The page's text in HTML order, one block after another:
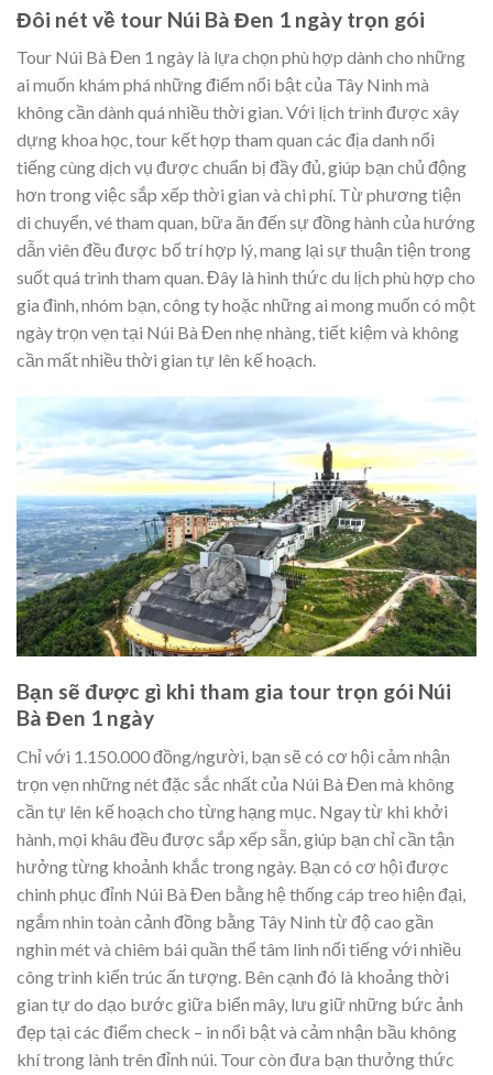
Đôi nét về tour Núi Bà Đen 1 ngày trọn gói
Tour Núi Bà Đen 1 ngày là lựa chọn phù hợp dành cho những
ai muốn khám phá những điểm nổi bật của Tây Ninh mà
không cần dành quá nhiều thời gian. Với lịch trình được xây
dựng khoa học, tour kết hợp tham quan các địa danh nổi
tiếng cùng dịch vụ được chuẩn bị đầy đủ, giúp bạn chủ động
hơn trong việc sắp xếp thời gian và chi phí. Từ phương tiện
di chuyển, vé tham quan, bữa ăn đến sự đồng hành của hướng
dẫn viên đều được bố trí hợp lý, mang lại sự thuận tiện trong
suốt quá trình tham quan. Đây là hình thức du lịch phù hợp cho
gia đình, nhóm bạn, công ty hoặc những ai mong muốn có một
ngày trọn vẹn tại Núi Bà Đen nhẹ nhàng, tiết kiệm và không
cần mất nhiều thời gian tự lên kế hoạch.
Bạn sẽ được gì khi tham gia tour trọn gói Núi
Bà Đen 1 ngày
Chỉ với 1.150.000 đồng/người, bạn sẽ có cơ hội cảm nhận
trọn vẹn những nét đặc sắc nhất của Núi Bà Đen mà không
cần tự lên kế hoạch cho từng hạng mục. Ngay từ khi khởi
hành, mọi khâu đều được sắp xếp sẵn, giúp bạn chỉ cần tận
hưởng từng khoảnh khắc trong ngày. Bạn có cơ hội được
chinh phục đỉnh Núi Bà Đen bằng hệ thống cáp treo hiện đại,
ngắm nhìn toàn cảnh đồng bằng Tây Ninh từ độ cao gần
nghìn mét và chiêm bái quần thể tâm linh nổi tiếng với nhiều
công trình kiến trúc ấn tượng. Bên cạnh đó là khoảng thời
gian tự do dạo bước giữa biển mây, lưu giữ những bức ảnh
đẹp tại các điểm check – in nổi bật và cảm nhận bầu không
khí trong lành trên đỉnh núi. Tour còn đưa bạn thưởng thức